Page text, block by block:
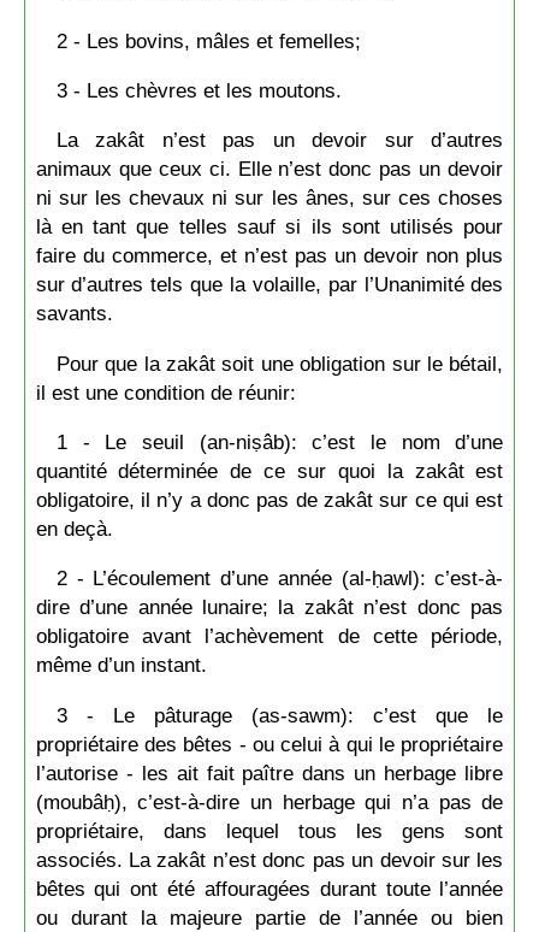
2 - Les bovins, mâles et femelles;
3 - Les chèvres et les moutons.
La zakât n’est pas un devoir sur d’autres
animaux que ceux ci. Elle n’est donc pas un devoir
ni sur les chevaux ni sur les ânes, sur ces choses
là en tant que telles sauf si ils sont utilisés pour
faire du commerce, et n’est pas un devoir non plus
sur d’autres tels que la volaille, par l’Unanimité des
savants.
Pour que la zakât soit une obligation sur le bétail,
il est une condition de réunir:
1 - Le seuil (an-niṣâb): c’est le nom d’une
quantité déterminée de ce sur quoi la zakât est
obligatoire, il n’y a donc pas de zakât sur ce qui est
en deçà.
2 - L’écoulement d’une année (al-ḥawl): c’est-à-
dire d’une année lunaire; la zakât n’est donc pas
obligatoire avant l’achèvement de cette période,
même d’un instant.
3 - Le pâturage (as-sawm): c’est que le
propriétaire des bêtes - ou celui à qui le propriétaire
l’autorise - les ait fait paître dans un herbage libre
(moubâḥ), c’est-à-dire un herbage qui n’a pas de
propriétaire, dans lequel tous les gens sont
associés. La zakât n’est donc pas un devoir sur les
bêtes qui ont été affouragées durant toute l’année
ou durant la majeure partie de l’année ou bien